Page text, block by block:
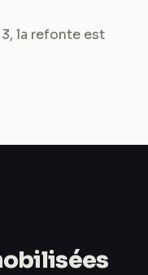
la refonte est